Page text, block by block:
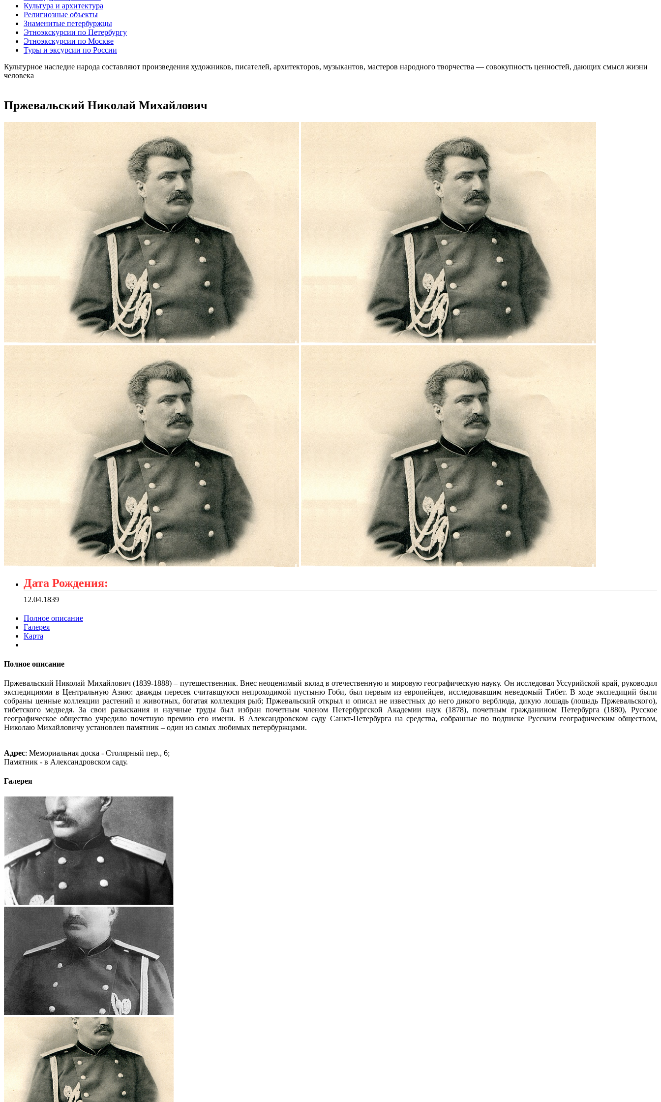
Культура и архитектура
Религиозные объекты
Знаменитые петербуржцы
Этноэкскурсии по Петербургу
Этноэкскурсии по Москве
Туры и эксурсии по России
Культурное наследие народа составляют произведения художников, писателей, архитекторов, музыкантов, мастеров народного творчества ― совокупность ценностей, дающих смысл жизни
человека
Пржевальский Николай Михайлович
Дата Рождения:
12.04.1839
Полное описание
Галерея
Карта
Полное описание
Пржевальский Николай Михайлович (1839-1888) – путешественник. Внес неоценимый вклад в отечественную и мировую географическую науку. Он исследовал Уссурийской край, руководил
экспедициями в Центральную Азию: дважды пересек считавшуюся непроходимой пустыню Гоби, был первым из европейцев, исследовавшим неведомый Тибет. В ходе экспедиций были
собраны ценные коллекции растений и животных, богатая коллекция рыб; Пржевальский открыл и описал не известных до него дикого верблюда, дикую лошадь (лошадь Пржевальского),
тибетского медведя. За свои разыскания и научные труды был избран почетным членом Петербургской Академии наук (1878), почетным гражданином Петербурга (1880), Русское
географическое общество учредило почетную премию его имени. В Александровском саду Санкт-Петербурга на средства, собранные по подписке Русским географическим обществом,
Николаю Михайловичу установлен памятник – один из самых любимых петербуржцами.
Адрес: Мемориальная доска - Столярный пер., 6;
Памятник - в Александровском саду.
Галерея